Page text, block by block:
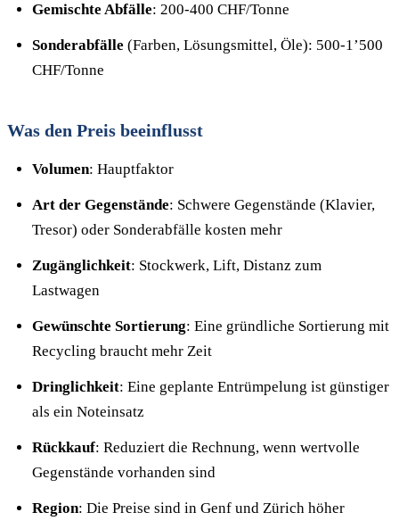
Gemischte Abfälle: 200-400 CHF/Tonne
Sonderabfälle (Farben, Lösungsmittel, Öle): 500-1’500
CHF/Tonne
Was den Preis beeinflusst
Volumen: Hauptfaktor
Art der Gegenstände: Schwere Gegenstände (Klavier,
Tresor) oder Sonderabfälle kosten mehr
Zugänglichkeit: Stockwerk, Lift, Distanz zum
Lastwagen
Gewünschte Sortierung: Eine gründliche Sortierung mit
Recycling braucht mehr Zeit
Dringlichkeit: Eine geplante Entrümpelung ist günstiger
als ein Noteinsatz
Rückkauf: Reduziert die Rechnung, wenn wertvolle
Gegenstände vorhanden sind
Region: Die Preise sind in Genf und Zürich höher